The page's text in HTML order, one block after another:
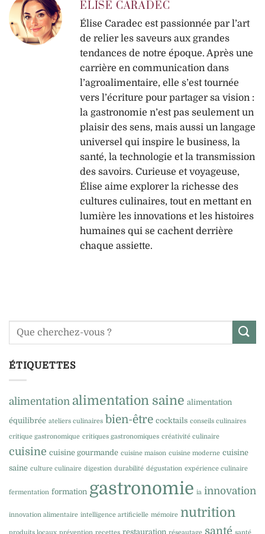
ELISE CARADEC
Élise Caradec est passionnée par l’art
de relier les saveurs aux grandes
tendances de notre époque. Après une
carrière en communication dans
l’agroalimentaire, elle s’est tournée
vers l’écriture pour partager sa vision :
la gastronomie n’est pas seulement un
plaisir des sens, mais aussi un langage
universel qui inspire le business, la
santé, la technologie et la transmission
des savoirs. Curieuse et voyageuse,
Élise aime explorer la richesse des
cultures culinaires, tout en mettant en
lumière les innovations et les histoires
humaines qui se cachent derrière
chaque assiette.
ÉTIQUETTES
alimentation alimentation saine alimentation
équilibrée ateliers culinaires bien-être cocktails conseils culinaires
critique gastronomique critiques gastronomiques créativité culinaire
cuisine cuisine gourmande cuisine maison cuisine moderne cuisine
saine culture culinaire digestion durabilité dégustation expérience culinaire
fermentation formation gastronomie ia innovation
innovation alimentaire intelligence artificielle mémoire nutrition
restauration santé